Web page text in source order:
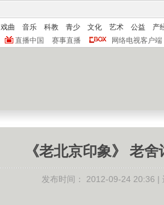
戏曲 音乐 科教 青少 文化 艺术 公益 产
直播中国 赛事直播 网络电视客户端
《老北京印象》 老
发布时间： 2012-09-24 20:36 |